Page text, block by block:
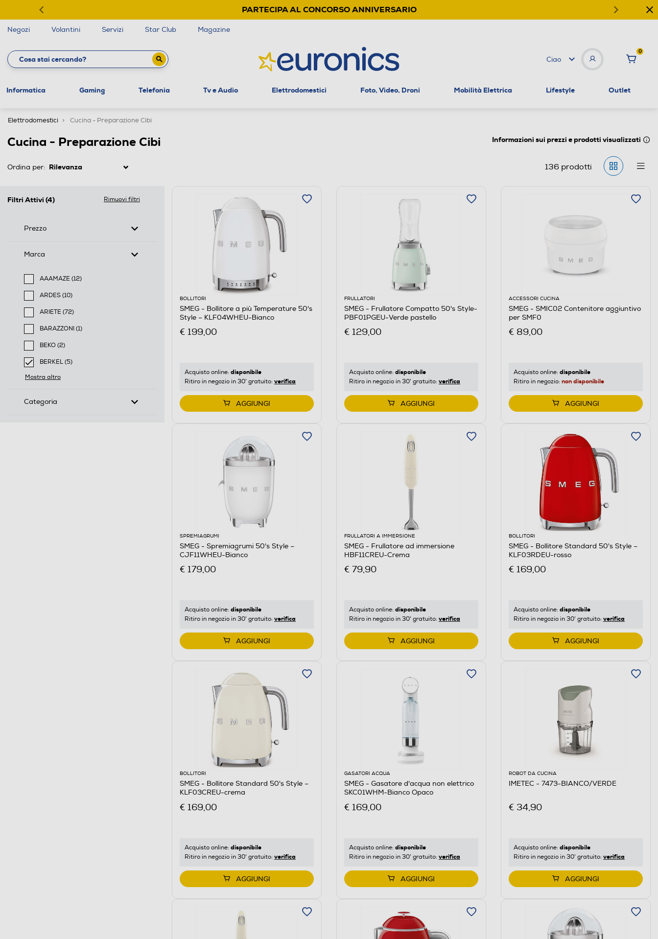
PARTECIPA AL CONCORSO ANNIVERSARIO
Negozi Volantini Servizi Star Club Magazine
Ciao
0
Informatica Gaming Telefonia Tv e Audio Elettrodomestici Foto, Video, Droni Mobilità Elettrica Lifestyle Outlet
Elettrodomestici Cucina - Preparazione Cibi
Cucina - Preparazione Cibi Informazioni sui prezzi e prodotti visualizzati
Ordina per: 136prodotti
Filtri Attivi (4) Rimuovi filtri
Prezzo
Marca
AAAMAZE (12)
Filtra per Marca: AAAMAZE
ARDES (10)
Filtra per Marca: ARDES
ARIETE (72)
Filtra per Marca: ARIETE
BARAZZONI (1)
Filtra per Marca: BARAZZONI
BEKO (2)
Filtra per Marca: BEKO
BERKEL (5)
selected Filtro applicato per Marca: BERKEL
Mostra altro
Categoria
BOLLITORI
SMEG - Bollitore a più Temperature 50's
Style – KLF04WHEU-Bianco
€ 199,00
Acquisto online: disponibile
Ritiro in negozio in 30' gratuito: verifica
AGGIUNGI
FRULLATORI
SMEG - Frullatore Compatto 50's Style-
PBF01PGEU-Verde pastello
€ 129,00
Acquisto online: disponibile
Ritiro in negozio in 30' gratuito: verifica
AGGIUNGI
ACCESSORI CUCINA
SMEG - SMIC02 Contenitore aggiuntivo
per SMF0
€ 89,00
Acquisto online: disponibile
Ritiro in negozio: non disponibile
AGGIUNGI
SPREMIAGRUMI
SMEG - Spremiagrumi 50's Style –
CJF11WHEU-Bianco
€ 179,00
Acquisto online: disponibile
Ritiro in negozio in 30' gratuito: verifica
AGGIUNGI
FRULLATORI A IMMERSIONE
SMEG - Frullatore ad immersione
HBF11CREU-Crema
€ 79,90
Acquisto online: disponibile
Ritiro in negozio in 30' gratuito: verifica
AGGIUNGI
BOLLITORI
SMEG - Bollitore Standard 50's Style –
KLF03RDEU-rosso
€ 169,00
Acquisto online: disponibile
Ritiro in negozio in 30' gratuito: verifica
AGGIUNGI
BOLLITORI
SMEG - Bollitore Standard 50's Style –
KLF03CREU-crema
€ 169,00
Acquisto online: disponibile
Ritiro in negozio in 30' gratuito: verifica
AGGIUNGI
GASATORI ACQUA
SMEG - Gasatore d'acqua non elettrico
SKC01WHM-Bianco Opaco
€ 169,00
Acquisto online: disponibile
Ritiro in negozio in 30' gratuito: verifica
AGGIUNGI
ROBOT DA CUCINA
IMETEC - 7473-BIANCO/VERDE
€ 34,90
Acquisto online: disponibile
Ritiro in negozio in 30' gratuito: verifica
AGGIUNGI